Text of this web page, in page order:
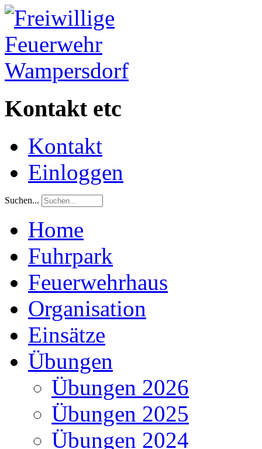
Kontakt etc
Kontakt
Einloggen
Suchen...
Home
Fuhrpark
Feuerwehrhaus
Organisation
Einsätze
Übungen
Übungen 2026
Übungen 2025
Übungen 2024